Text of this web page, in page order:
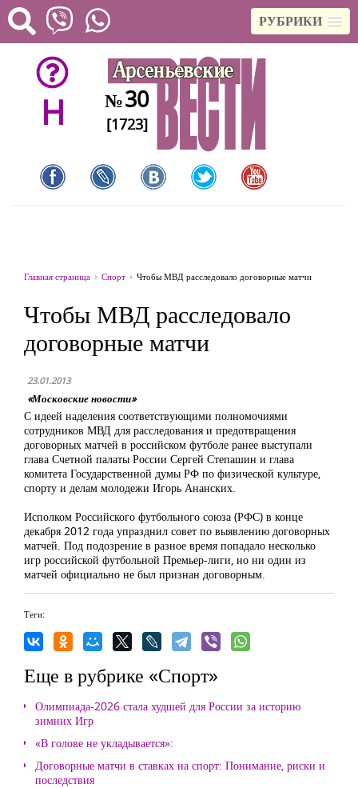
РУБРИКИ
H №30
[1723]
Главная страница Спорт Чтобы МВД расследовало договорные матчи
Чтобы МВД расследовало
договорные матчи
23.01.2013
«Московские новости»
С идеей наделения соответствующими полномочиями
сотрудников МВД для расследования и предотвращения
договорных матчей в российском футболе ранее выступали
глава Счетной палаты России Сергей Степашин и глава
комитета Государственной думы РФ по физической культуре,
спорту и делам молодежи Игорь Ананских.
Исполком Российского футбольного союза (РФС) в конце
декабря 2012 года упразднил совет по выявлению договорных
матчей. Под подозрение в разное время попадало несколько
игр российской футбольной Премьер-лиги, но ни один из
матчей официально не был признан договорным.
Теги:
Еще в рубрике «Спорт»
Олимпиада-2026 стала худшей для России за историю
зимних Игр
«В голове не укладывается»:
Договорные матчи в ставках на спорт: Понимание, риски и
последствия